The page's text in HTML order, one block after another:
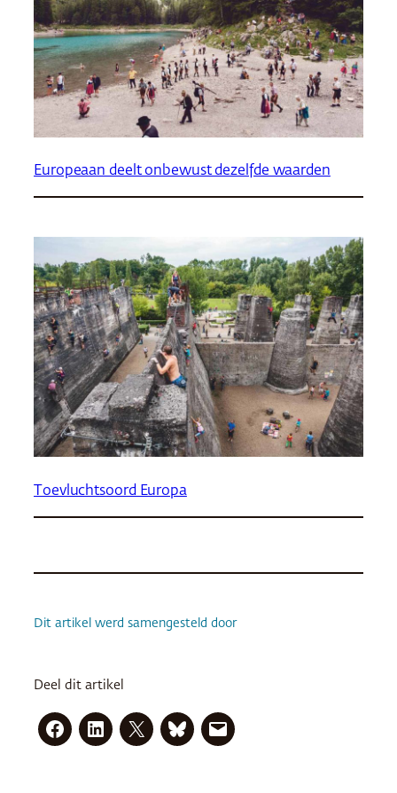
Europeaan deelt onbewust dezelfde waarden
Toevluchtsoord Europa
Dit artikel werd samengesteld door
Deel dit artikel